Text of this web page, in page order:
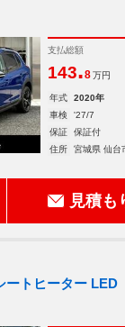
支払総額
143.8 万円
年式 2020年
車検
'27/7
保証
保証付
住所
宮城県 仙台
見積も
ートヒーター LED